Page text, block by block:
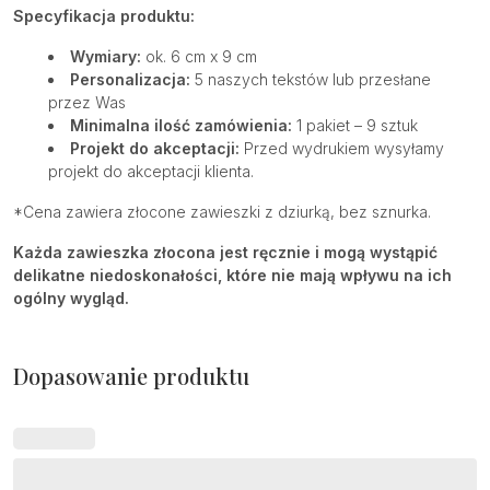
Specyfikacja produktu:
Wymiary: ok. 6 cm x 9 cm
Personalizacja: 5 naszych tekstów lub przesłane
przez Was
Minimalna ilość zamówienia: 1 pakiet – 9 sztuk
Projekt do akceptacji: Przed wydrukiem wysyłamy
projekt do akceptacji klienta.
*Cena zawiera złocone zawieszki z dziurką, bez sznurka.
Każda zawieszka złocona jest ręcznie i mogą wystąpić
delikatne niedoskonałości, które nie mają wpływu na ich
ogólny wygląd.
Dopasowanie produktu